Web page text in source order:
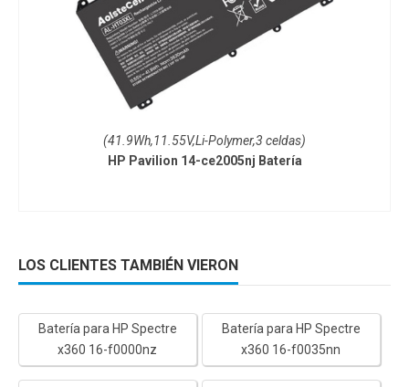
(41.9Wh,11.55V,Li-Polymer,3 celdas)
HP Pavilion 14-ce2005nj Batería
(2200mAh,14.6V,Li-ion,4 celdas)
HP Pavilion 14-ac163tu Batería
LOS CLIENTES TAMBIÉN VIERON
Batería para HP Spectre
x360 16-f0000nz
Batería para HP Spectre
x360 16-f0035nn